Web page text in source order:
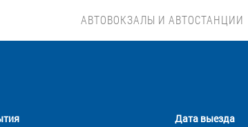
АВТОВОКЗАЛЫ И АВТОСТАНЦИИ
Дата выезда